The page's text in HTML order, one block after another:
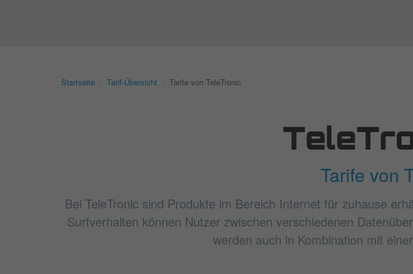
Startseite Tarif-Übersicht Tarife von TeleTronic
Tarife von
Bei TeleTronic sind Produkte im Bereich Internet für zuhause
Surfverhalten können Nutzer zwischen verschiedenen
werden auch in Kombination mit